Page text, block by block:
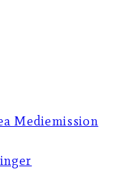
Mediemission​​